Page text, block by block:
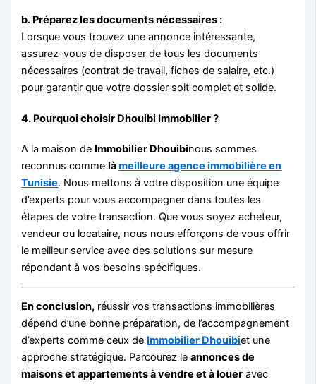
b. Préparez les documents nécessaires :
Lorsque vous trouvez une annonce intéressante,
assurez-vous de disposer de tous les documents
nécessaires (contrat de travail, fiches de salaire, etc.)
pour garantir que votre dossier soit complet et solide.
4. Pourquoi choisir Dhouibi Immobilier ?
A la maison de Immobilier Dhouibinous sommes
reconnus commelàmeilleure agence immobilière en
Tunisie. Nous mettons à votre disposition une équipe
d’experts pour vous accompagner dans toutes les
étapes de votre transaction. Que vous soyez acheteur,
vendeur ou locataire, nous nous efforçons de vous offrir
le meilleur service avec des solutions sur mesure
répondant à vos besoins spécifiques.
En conclusion, réussir vos transactions immobilières
dépend d’une bonne préparation, de l’accompagnement
d’experts comme ceux de Immobilier Dhouibiet une
approche stratégique. Parcourez leannonces de
maisons et appartements à vendre et à louer avec